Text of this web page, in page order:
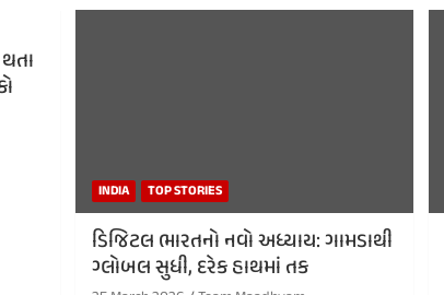
INDIA TOP STORIES
ડિજિટલ ભારતનો નવો અધ્યાય: ગામડાથી
ગ્લોબલ સુધી, દરેક હાથમાં તક